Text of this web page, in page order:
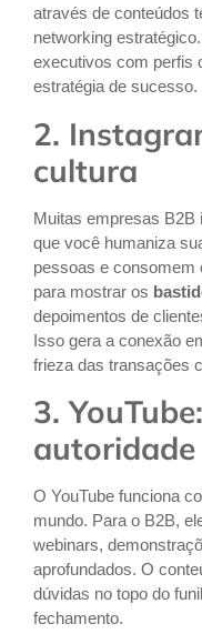
através de conteúdos
networking
executivos com perfis
estratégia de sucesso.
2.
cultura
Muitas empresas B2B
que você humaniza
pessoas e consomem
para mostrar os
depoimentos de
Isso gera a conexão
frieza das transações
3.
O YouTube funciona
mundo. Para o B2B,
webinars,
aprofundados. O
dúvidas no topo do
fechamento.